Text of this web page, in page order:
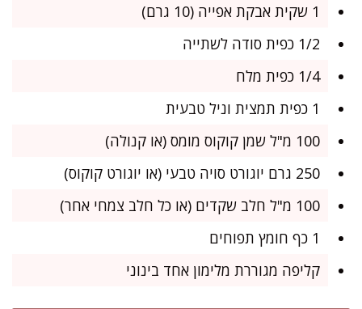
1 שקית אבקת אפייה (10 גרם)
1/2 כפית סודה לשתייה
1/4 כפית מלח
1 כפית תמצית וניל טבעית
100 מ"ל שמן קוקוס מומס (או קנולה)
250 גרם יוגורט סויה טבעי (או יוגורט קוקוס)
100 מ"ל חלב שקדים (או כל חלב צמחי אחר)
1 כף חומץ תפוחים
קליפה מגוררת מלימון אחד בינוני